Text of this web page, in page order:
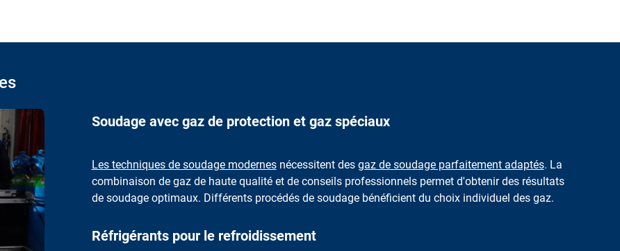
Soudage avec gaz de protection et gaz spéciaux
Les techniques de soudage modernesnécessitent des gaz de soudage parfaitement adaptés. La
combinaison de gaz de haute qualité et de conseils professionnels permet d'obtenir des résultats
de soudage optimaux. Différents procédés de soudage bénéficient du choix individuel des gaz.
Réfrigérants pour le refroidissement